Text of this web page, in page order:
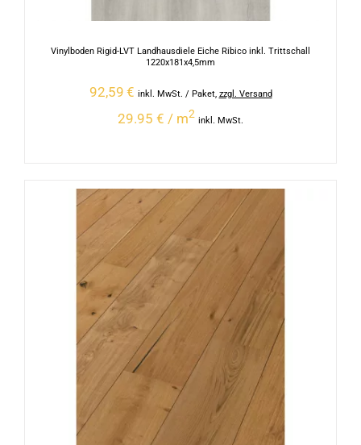
Vinylboden Rigid-LVT Landhausdiele Eiche Ribico inkl. Trittschall
1220x181x4,5mm
92,59 € inkl. MwSt. / Paket, zzgl. Versand
29.95 € / m2
inkl. MwSt.